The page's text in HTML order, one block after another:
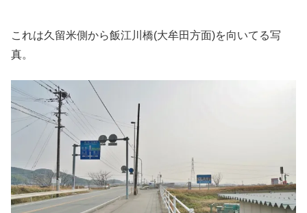
これは久留米側から飯江川橋(大牟田方面)を向いてる写
真。